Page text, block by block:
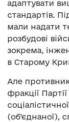
адаптувати
стандартів.
мали надати
розбудові
зокрема,
в Старому
Але
фракції
(об’єднаної),